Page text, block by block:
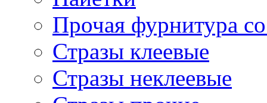
Прочая фурнитура
Стразы клеевые
Стразы неклеевые